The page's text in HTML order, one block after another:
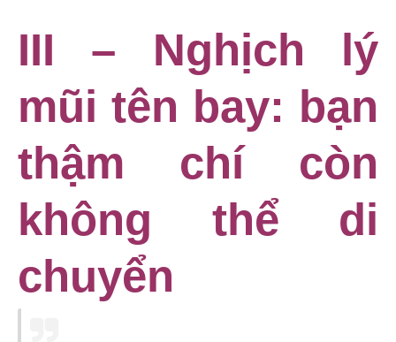
III – Nghịch lý
mũi tên bay: bạn
thậm chí còn
không thể di
chuyển